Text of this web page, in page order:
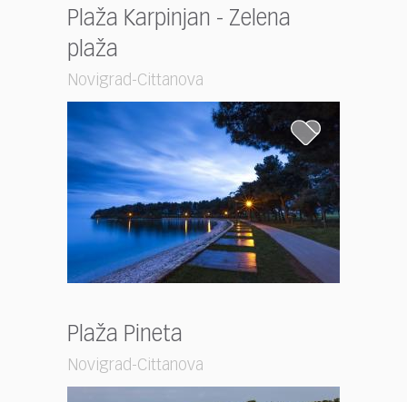
Plaža Karpinjan - Zelena
plaža
Novigrad-Cittanova
Plaža Pineta
Novigrad-Cittanova